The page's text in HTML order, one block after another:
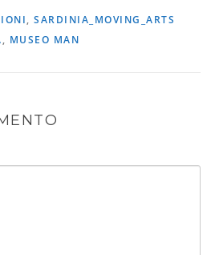
,SARDINIA_MOVING_ARTS
, MUSEO MAN